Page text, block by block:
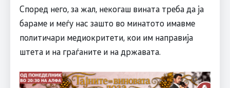
Според него, за жал, некогаш вината треба да ја
бараме и меѓу нас зашто во минатото имавме
политичари медиокритети, кои им направија
штета и на граѓаните и на државата.